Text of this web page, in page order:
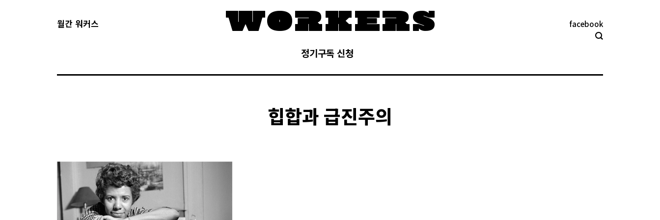
월간 워커스 facebook
정기구독 신청
힙합과 급진주의